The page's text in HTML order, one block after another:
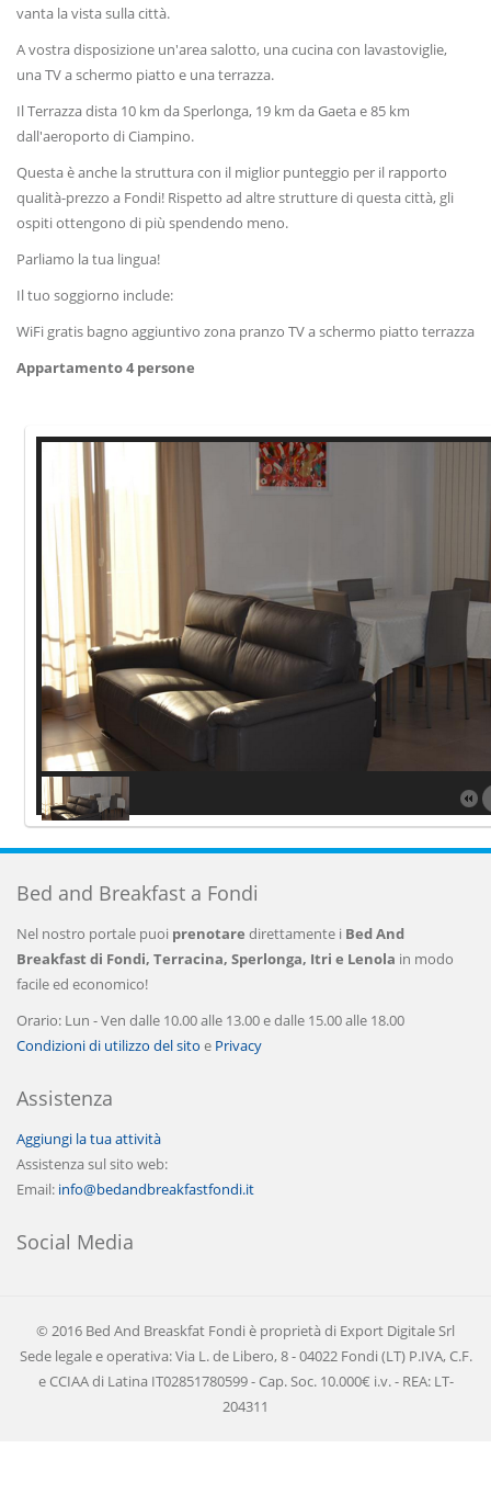
vanta la vista sulla città.
A vostra disposizione un'area salotto, una cucina con lavastoviglie,
una TV a schermo piatto e una terrazza.
Il Terrazza dista 10 km da Sperlonga, 19 km da Gaeta e 85 km
dall'aeroporto di Ciampino.
Questa è anche la struttura con il miglior punteggio per il rapporto
qualità-prezzo a Fondi! Rispetto ad altre strutture di questa città, gli
ospiti ottengono di più spendendo meno.
Parliamo la tua lingua!
Il tuo soggiorno include:
WiFi gratis bagno aggiuntivo zona pranzo TV a schermo piatto terrazza
Appartamento 4 persone
Bed and Breakfast a Fondi
Nel nostro portale puoi prenotare direttamente i Bed And
Breakfast di Fondi, Terracina, Sperlonga, Itri e Lenola in modo
facile ed economico!
Orario: Lun - Ven dalle 10.00 alle 13.00 e dalle 15.00 alle 18.00
Condizioni di utilizzo del sito e Privacy
Assistenza
Aggiungi la tua attività
Assistenza sul sito web:
Email: info@bedandbreakfastfondi.it
Social Media
© 2016 Bed And Breaskfat Fondi è proprietà di Export Digitale Srl
Sede legale e operativa: Via L. de Libero, 8 - 04022 Fondi (LT) P.IVA, C.F.
e CCIAA di Latina IT02851780599 - Cap. Soc. 10.000€ i.v. - REA: LT-
204311